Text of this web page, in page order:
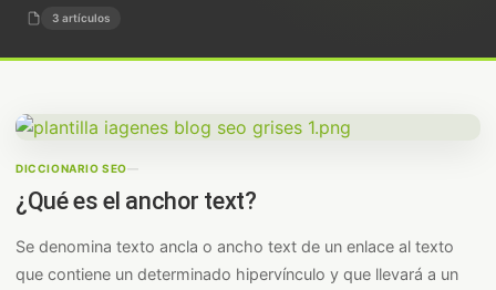
3 artículos
DICCIONARIO SEO—
¿Qué es el anchor text?
Se denomina texto ancla o ancho text de un enlace al texto
que contiene un determinado hipervínculo y que llevará a un